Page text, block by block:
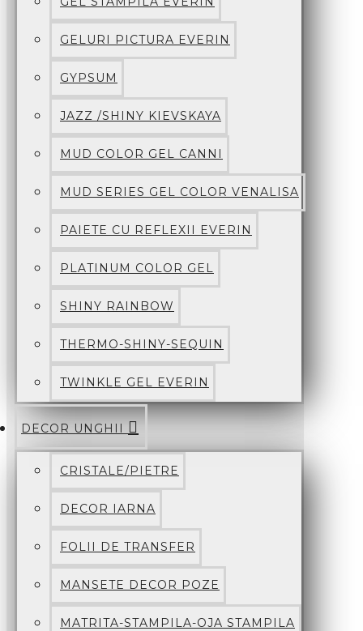
GELURI PICTURA EVERIN
GYPSUM
JAZZ /SHINY KIEVSKAYA
MUD COLOR GEL CANNI
MUD SERIES GEL COLOR VENALISA
PAIETE CU REFLEXII EVERIN
PLATINUM COLOR GEL
SHINY RAINBOW
THERMO-SHINY-SEQUIN
TWINKLE GEL EVERIN
DECOR UNGHII
CRISTALE/PIETRE
DECOR IARNA
FOLII DE TRANSFER
MANSETE DECOR POZE
MATRITA-STAMPILA-OJA STAMPILA